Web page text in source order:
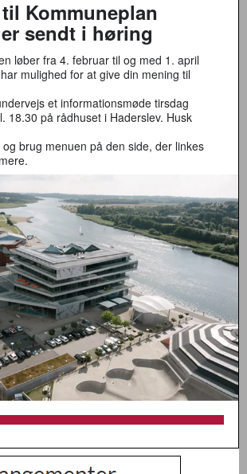
Kommuneplan
er sendt i høring
løber fra 4. februar til og med 1. april
mulighed for at give din mening til
et informationsmøde tirsdag
18.30 på rådhuset i Haderslev. Husk
og brug menuen på den side, der linkes